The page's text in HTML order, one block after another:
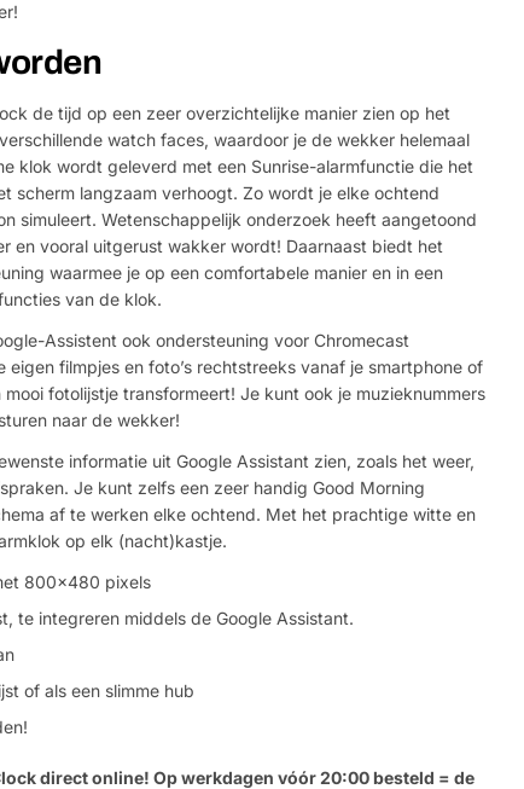
de tijd op een zeer overzichtelijke manier zien op het
watch faces, waardoor je de wekker helemaal
klok wordt geleverd met een Sunrise-alarmfunctie die het
scherm langzaam verhoogt. Zo wordt je elke ochtend
simuleert. Wetenschappelijk onderzoek heeft aangetoond
en vooral uitgerust wakker wordt! Daarnaast biedt het
waarmee je op een comfortabele manier en in een
van de klok.
Assistent ook ondersteuning voor Chromecast
eigen filmpjes en foto’s rechtstreeks vanaf je smartphone of
fotolijstje transformeert! Je kunt ook je muzieknummers
naar de wekker!
informatie uit Google Assistant zien, zoals het weer,
Je kunt zelfs een zeer handig Good Morning
af te werken elke ochtend. Met het prachtige witte en
op elk (nacht)kastje.
800x480 pixels
te integreren middels de Google Assistant.
of als een slimme hub
direct online! Op werkdagen vóór 20:00 besteld = de